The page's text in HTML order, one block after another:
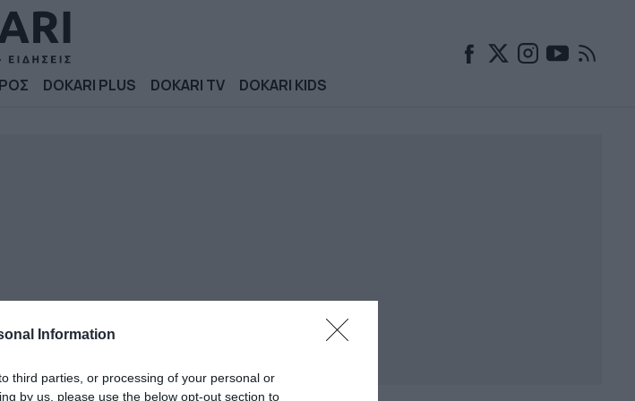
Information
third parties, or processing of your personal or
by us, please use the below opt-out section to
DOKARI PLUS DOKARI TV DOKARI KIDS